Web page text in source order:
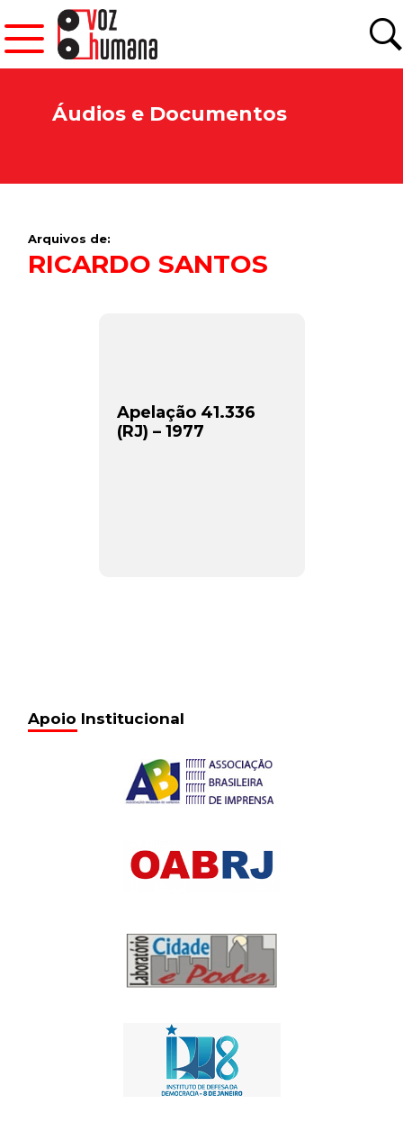
Áudios e Documentos
Arquivos de:
RICARDO SANTOS
Apelação 41.336
(RJ) – 1977
Apoio Institucional